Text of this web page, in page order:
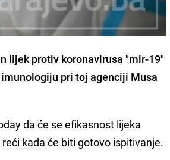
lijek protiv koronavirusa "mir-19"
pri toj agenciji Musa
da će se efikasnost lijeka
kada će biti gotovo ispitivanje.